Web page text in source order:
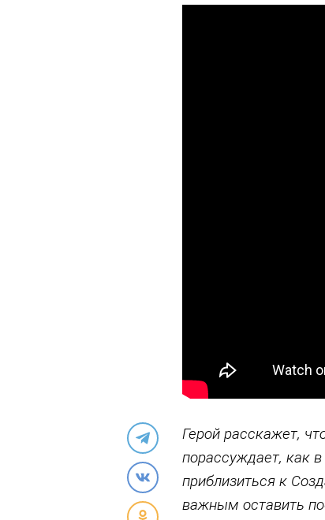
Герой расскажет,
порассуждает, как
приблизиться к
важным оставить